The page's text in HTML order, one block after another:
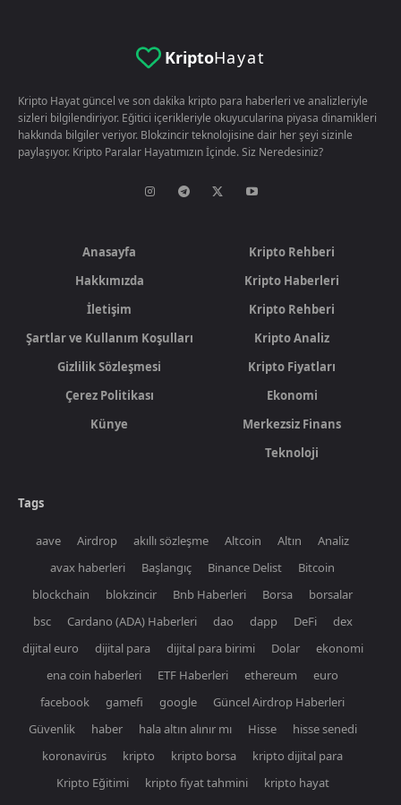
KriptoHayat
Kripto Hayat güncel ve son dakika kripto para haberleri ve analizleriyle
sizleri bilgilendiriyor. Eğitici içerikleriyle okuyucularina piyasa dinamikleri
hakkında bilgiler veriyor. Blokzincir teknolojisine dair her şeyi sizinle
paylaşıyor. Kripto Paralar Hayatımızın İçinde. Siz Neredesiniz?
Anasayfa
Hakkımızda
İletişim
Şartlar ve Kullanım Koşulları
Gizlilik Sözleşmesi
Çerez Politikası
Künye
Kripto Rehberi
Kripto Haberleri
Kripto Rehberi
Kripto Analiz
Kripto Fiyatları
Ekonomi
Merkezsiz Finans
Teknoloji
Tags
aave Airdrop akıllı sözleşme Altcoin Altın
Analiz
avax haberleri
Başlangıç Binance Delist
Bitcoin
blockchain
blokzincir Bnb Haberleri Borsa
borsalar
bsc
Cardano (ADA) Haberleri dao dapp DeFi
dex
dijital euro
dijital para dijital para birimi Dolar
ekonomi
ena coin haberleri
ETF Haberleri ethereum
euro
facebook
gamefi google
Güncel Airdrop Haberleri
Güvenlik
haber hala altın alınır mı Hisse
hisse senedi
koronavirüs
kripto kripto borsa
kripto dijital para
Kripto Eğitimi
kripto fiyat tahmini
kripto hayat